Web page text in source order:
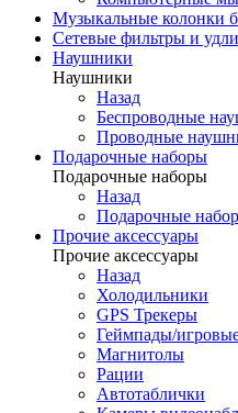
Музыкальные колонки
Сетевые фильтры и
Наушники
Наушники
Назад
Беспроводные
Проводные
Подарочные наборы
Подарочные наборы
Назад
Подарочные
Прочие аксессуары
Прочие аксессуары
Назад
Холодильники
GPS Трекеры
Геймпады/
Магнитолы
Рации
Автотаблички